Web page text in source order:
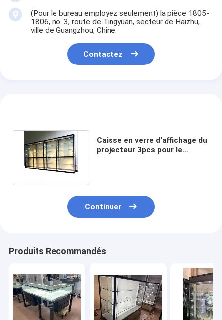
(Pour le bureau employez seulement) la pièce 1805-
1806, no. 3, route de Tingyuan, secteur de Haizhu,
ville de Guangzhou, Chine.
Contactez
Caisse en verre d'affichage du
projecteur 3pcs pour le
Continuer
Produits Recommandés